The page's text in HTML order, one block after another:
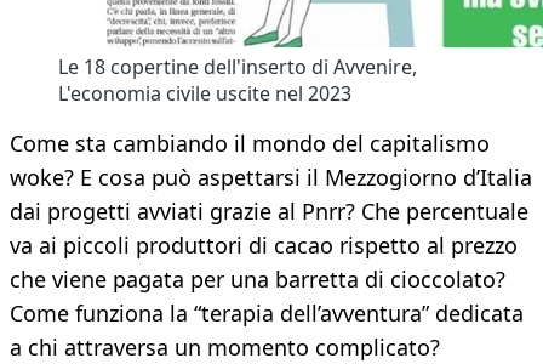
Le 18 copertine dell'inserto di Avvenire,
L'economia civile uscite nel 2023
Come sta cambiando il mondo del capitalismo
woke? E cosa può aspettarsi il Mezzogiorno d’Italia
dai progetti avviati grazie al Pnrr? Che percentuale
va ai piccoli produttori di cacao rispetto al prezzo
che viene pagata per una barretta di cioccolato?
Come funziona la “terapia dell’avventura” dedicata
a chi attraversa un momento complicato?​